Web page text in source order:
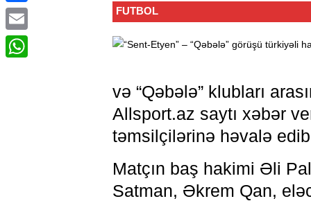
FUTBOL
və “Qəbələ” klubları
Allsport.az saytı xəbər
təmsilçilərinə həvalə
Matçın baş hakimi Əli
Satman, Əkrem Qan,
Facebook
Email